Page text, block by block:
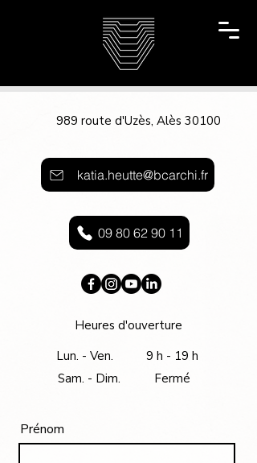
989 route d'Uzès, Alès 30100
katia.heutte@bcarchi.fr
09 80 62 90 11
Heures d'ouverture
Lun. - Ven.
9 h - 19 h
Sam. - Dim.
Fermé
Prénom